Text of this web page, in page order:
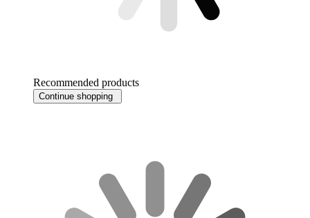
Recommended products
Continue shopping